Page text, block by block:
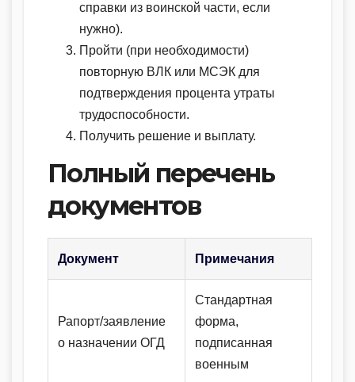
справки из воинской части, если
нужно).
Пройти (при необходимости)
повторную ВЛК или МСЭК для
подтверждения процента утраты
трудоспособности.
Получить решение и выплату.
Полный перечень
документов
Документ Примечания
Рапорт/заявление
о назначении ОГД
Стандартная
форма,
подписанная
военным